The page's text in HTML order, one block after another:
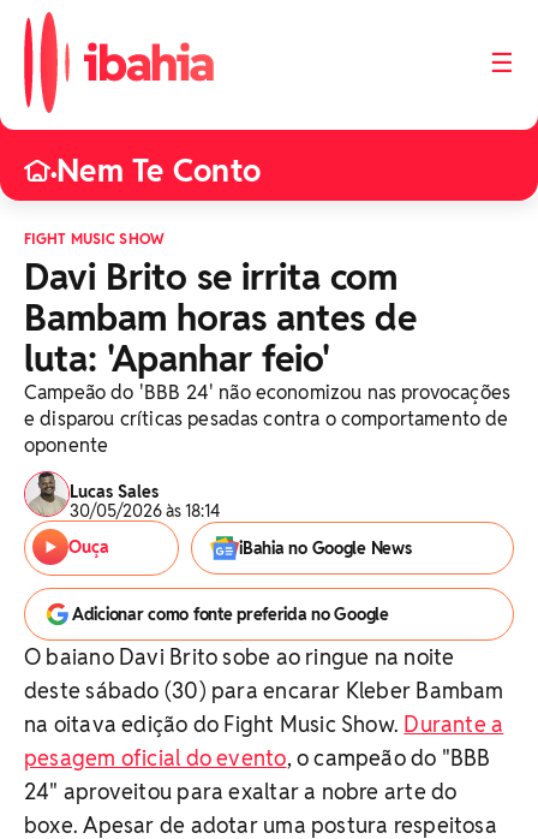
☰
•Nem Te Conto
FIGHT MUSIC SHOW
Davi Brito se irrita com
Bambam horas antes de
luta: 'Apanhar feio'
Campeão do 'BBB 24' não economizou nas provocações
e disparou críticas pesadas contra o comportamento de
oponente
Lucas Sales
30/05/2026 às 18:14
Ouça
iBahia no Google News
Adicionar como fonte preferida no Google
O baiano Davi Brito sobe ao ringue na noite
deste sábado (30) para encarar Kleber Bambam
na oitava edição do Fight Music Show. Durante a
pesagem oficial do evento, o campeão do "BBB
24" aproveitou para exaltar a nobre arte do
boxe. Apesar de adotar uma postura respeitosa